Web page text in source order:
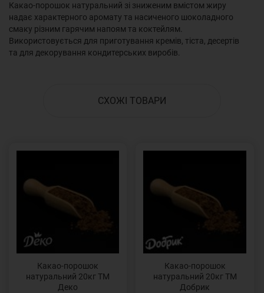
Какао-порошок натуральний зі зниженим вмістом жиру
надає характерного аромату та насиченого шоколадного
смаку різним гарячим напоям та коктейлям.
Використовується для приготування кремів, тіста, десертів
та для декорування кондитерських виробів.
СХОЖІ ТОВАРИ
Какао-порошок
натуральний 20кг ТМ
Деко
Какао-порошок
натуральний 20кг ТМ
Добрик